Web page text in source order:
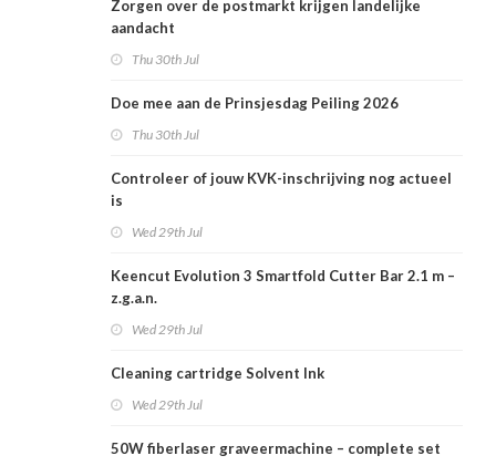
Zorgen over de postmarkt krijgen landelijke
aandacht
Thu 30th Jul
Doe mee aan de Prinsjesdag Peiling 2026
Thu 30th Jul
Controleer of jouw KVK-inschrijving nog actueel
is
Wed 29th Jul
Keencut Evolution 3 Smartfold Cutter Bar 2.1 m –
z.g.a.n.
Wed 29th Jul
Cleaning cartridge Solvent Ink
Wed 29th Jul
50W fiberlaser graveermachine – complete set